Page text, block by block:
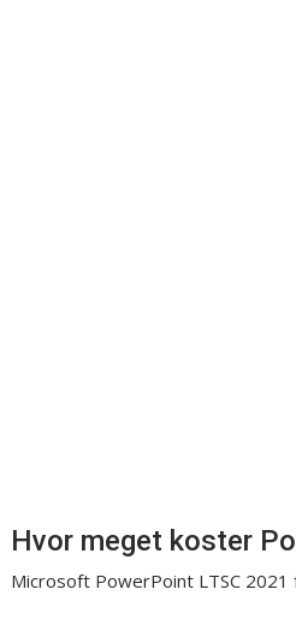
Hvor meget koster
Microsoft PowerPoint LTSC 2021